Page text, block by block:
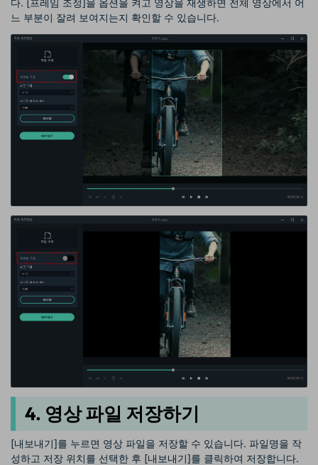
다. [프레임 조정]을 옵션을 켜고 영상을 재생하면 전체 영상에서 어
느 부분이 잘려 보여지는지 확인할 수 있습니다.
4. 영상 파일 저장하기
[내보내기]를 누르면 영상 파일을 저장할 수 있습니다. 파일명을 작
성하고 저장 위치를 선택한 후 [내보내기]를 클릭하여 저장합니다.